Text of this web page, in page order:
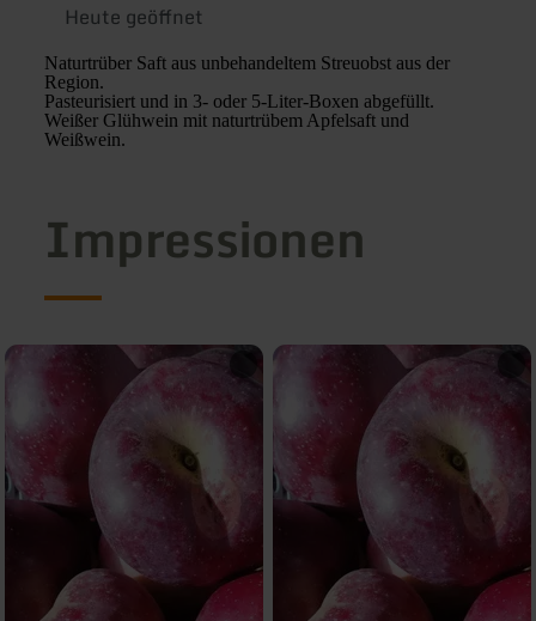
Heute geöffnet
Naturtrüber Saft aus unbehandeltem Streuobst aus der
Region.
Pasteurisiert und in 3- oder 5-Liter-Boxen abgefüllt.
Weißer Glühwein mit naturtrübem Apfelsaft und
Weißwein.
Impressionen